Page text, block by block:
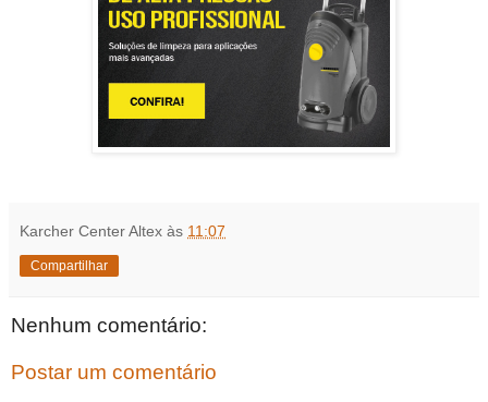
Karcher Center Altex às 11:07
Compartilhar
Nenhum comentário:
Postar um comentário